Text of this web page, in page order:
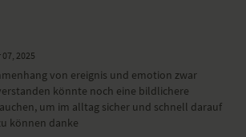
2025
von ereignis und emotion zwar
könnte noch eine bildlichere
um im alltag sicher und schnell darauf
können danke